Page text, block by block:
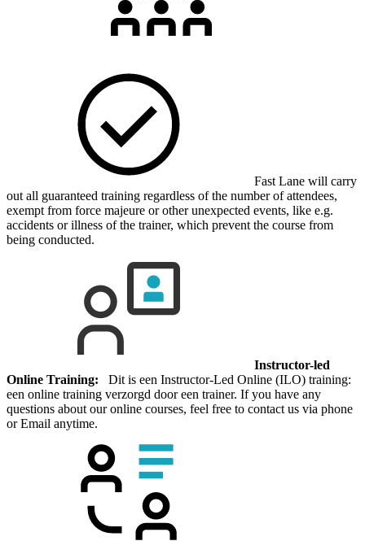
Fast Lane will carry
out all guaranteed training regardless of the number of attendees,
exempt from force majeure or other unexpected events, like e.g.
accidents or illness of the trainer, which prevent the course from
being conducted.
Instructor-led
Online Training: Dit is een Instructor-Led Online (ILO) training:
een online training verzorgd door een trainer. If you have any
questions about our online courses, feel free to contact us via phone
or Email anytime.